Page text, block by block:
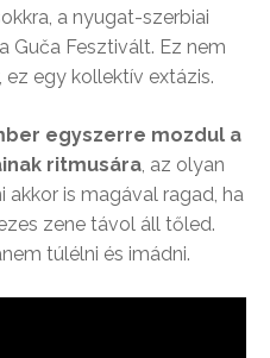
a nyugat-szerbiai
Guča Fesztivált. Ez nem
ez egy kollektív extázis.
egyszerre mozdul a
ritmusára , az olyan
akkor is magával ragad, ha
zene távol áll tőled.
túlélni és imádni.